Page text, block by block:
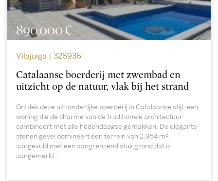
890.000 €
Vilajuïga | 326936
Catalaanse boerderij met zwembad en
uitzicht op de natuur, vlak bij het strand
Ontdek deze uitzonderlijke boerderij in Catalaanse stijl, een
woning die de charme van de traditionele architectuur
combineert met alle hedendaagse gemakken. De elegante
stenen gevel domineert een terrein van 2.954 m²,
aangevuld met een aangrenzend stuk grond dat is
aangemerkt...